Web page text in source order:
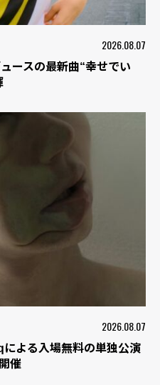
2026.08.07
ースの最新曲“幸せでい
2026.08.07
よる入場無料の単独公演
催